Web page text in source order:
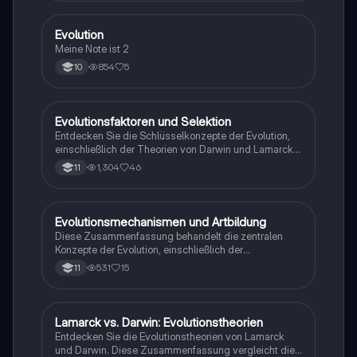
Biologie
Evolution
Meine Note ist 2
10 854 5
Biologie
Evolutionsfaktoren und Selektion
Entdecken Sie die Schlüsselkonzepte der Evolution,
einschließlich der Theorien von Darwin und Lamarck,
der Rolle von Mutationen, Rekombination und
Gendrift. Erfahren Sie mehr über natürliche und
evolutionären Biologie. Ideal für Oberstufenschüler,
die sich auf Prüfungen vorbereiten.
11 1,304 46
Biologie
Evolutionsmechanismen und Artbildung
Diese Zusammenfassung behandelt die zentralen
Konzepte der Evolution, einschließlich der
Mechanismen der Artbildung (allopatrisch,
sympatrisch, parapatrisch), der Homologie und
klaren Überblick über evolutionäre Theorien und
Belege wie Fossilien und Übergangstiere wie den
Archaeopteryx.
11 531 15
Biologie
Lamarck vs. Darwin: Evolutionstheorien
Entdecken Sie die Evolutionstheorien von Lamarck
und Darwin. Diese Zusammenfassung vergleicht die